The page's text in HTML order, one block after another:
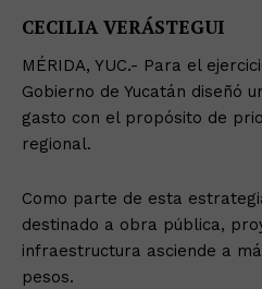
CECILIA VERÁSTEGUI
MÉRIDA, YUC.- Para el
Gobierno de Yucatán diseñó
gasto con el propósito de
regional.
Como parte de esta
destinado a obra pública,
infraestructura asciende a
pesos.